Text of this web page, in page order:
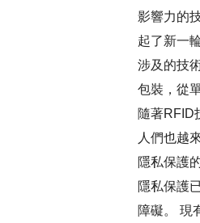
影響力的
起了新一
涉及的技
包裝，從
隨著RFID
人們也越
隱私保護
隱私保護
障礙。 現